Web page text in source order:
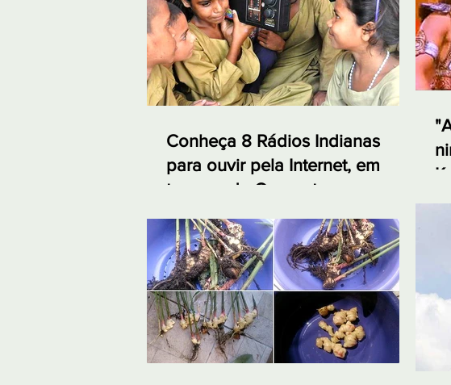
Conheça 8 Rádios Indianas
para ouvir pela Internet, em
tempos de Quarentena